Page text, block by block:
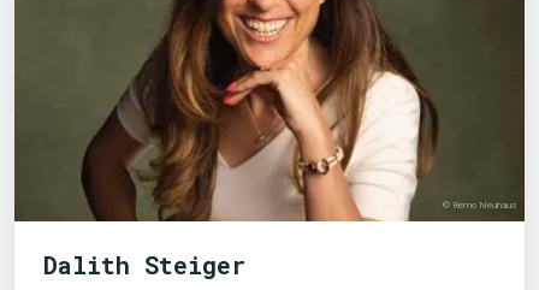
© Remo Neuhaus
Dalith Steiger